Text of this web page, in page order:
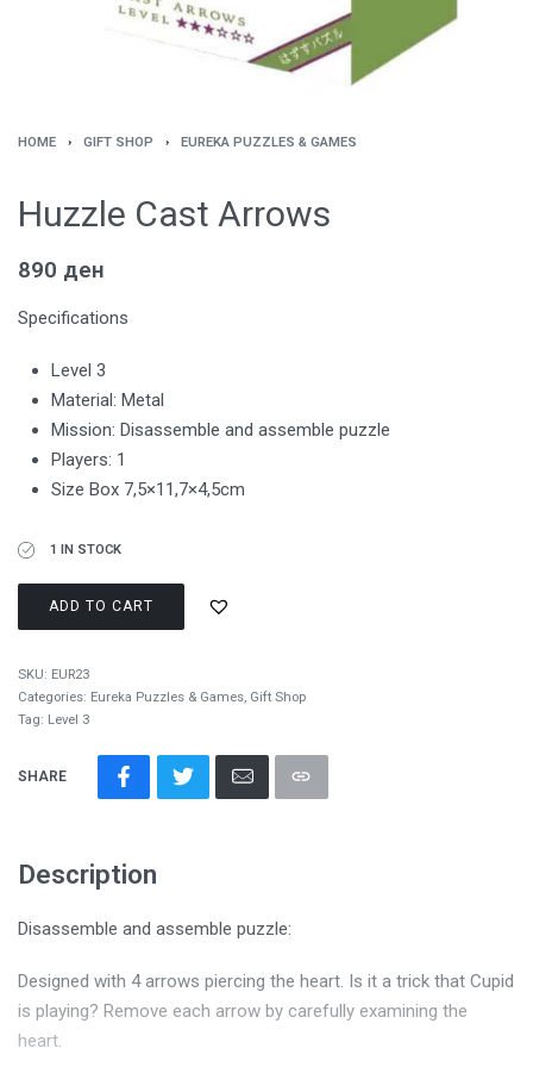
HOME › GIFT SHOP › EUREKA PUZZLES & GAMES
Huzzle Cast Arrows
890 ден
Specifications
Level 3
Material: Metal
Mission: Disassemble and assemble puzzle
Players: 1
Size Box 7,5×11,7×4,5cm
1 IN STOCK
ADD TO CART
SKU: EUR23
Categories: Eureka Puzzles & Games, Gift Shop
Tag: Level 3
SHARE
Description
Disassemble and assemble puzzle:
Designed with 4 arrows piercing the heart. Is it a trick that Cupid
is playing? Remove each arrow by carefully examining the
heart.